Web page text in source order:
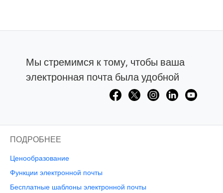
Мы стремимся к тому, чтобы ваша
электронная почта была удобной
ПОДРОБНЕЕ
Ценообразование
Функции электронной почты
Бесплатные шаблоны электронной почты